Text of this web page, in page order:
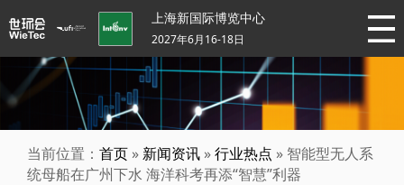
上海新国际博览中心
2027年6月16-18日
当前位置： 首页 » 新闻资讯 »行业热点 » 智能型无人系
统母船在广州下水 海洋科考再添“智慧”利器